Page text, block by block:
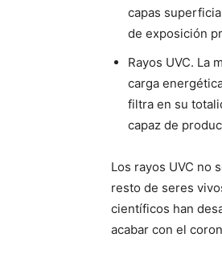
capas
de exposición
Rayos UVC. La
carga
filtra en su
capaz de
Los rayos UVC no
resto de seres
científicos han
acabar con el